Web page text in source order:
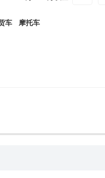
车 摩托车